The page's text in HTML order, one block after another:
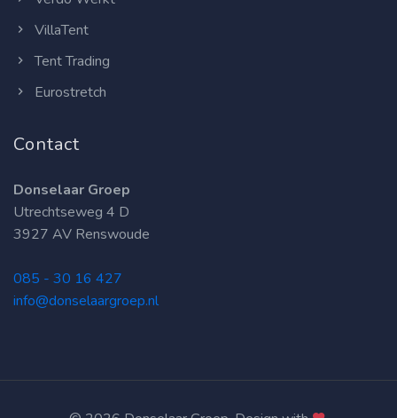
VillaTent
Tent Trading
Eurostretch
Contact
Donselaar Groep
Utrechtseweg 4 D
3927 AV Renswoude
085 - 30 16 427
info@donselaargroep.nl